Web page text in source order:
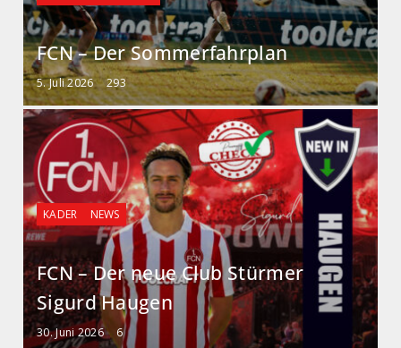
FCN – Der Sommerfahrplan
5. Juli 2026 293
KADER NEWS
FCN – Der neue Club Stürmer
Sigurd Haugen
30. Juni 2026 6